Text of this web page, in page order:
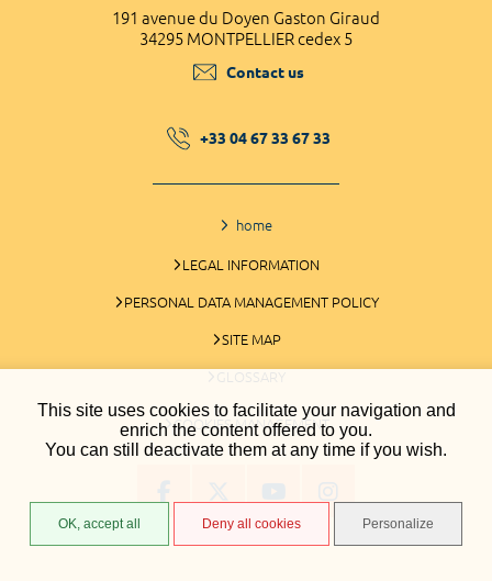
This site uses cookies to facilitate your navigation and
enrich the content offered to you.
You can still deactivate them at any time if you wish.
OK, accept all Deny all cookies Personalize
191 avenue du Doyen Gaston Giraud
34295 MONTPELLIER cedex 5
Contact us
+33 04 67 33 67 33
home
LEGAL INFORMATION
PERSONAL DATA MANAGEMENT POLICY
SITE MAP
GLOSSARY
COOKIES MANAGEMENT